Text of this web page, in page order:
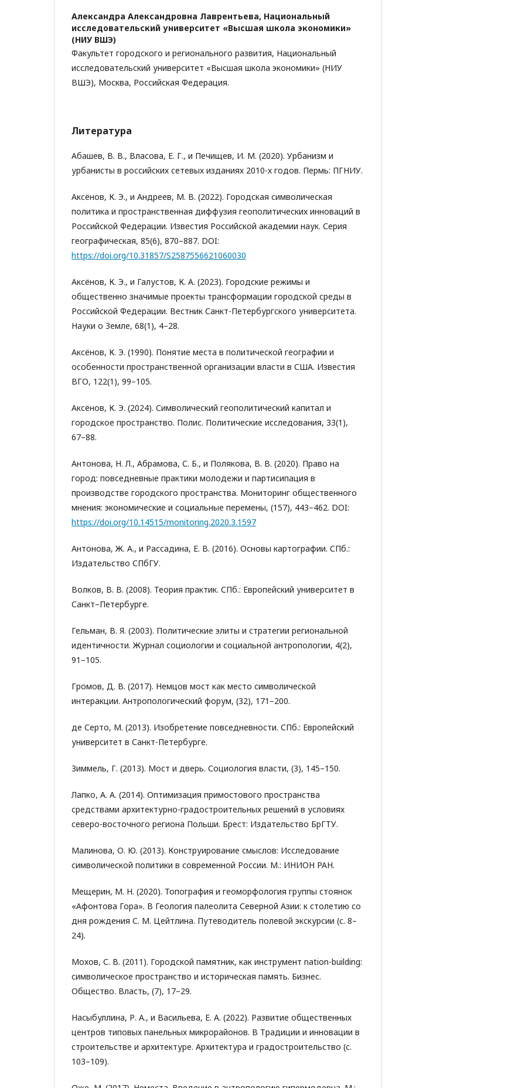
Александра Александровна Лаврентьева, Национальный
исследовательский университет «Высшая школа экономики»
(НИУ ВШЭ)
Факультет городского и регионального развития, Национальный
исследовательский университет «Высшая школа экономики» (НИУ
ВШЭ), Москва, Российская Федерация.
Литература
Абашев, В. В., Власова, Е. Г., и Печищев, И. М. (2020). Урбанизм и
урбанисты в российских сетевых изданиях 2010-х годов. Пермь: ПГНИУ.
Аксёнов, К. Э., и Андреев, М. В. (2022). Городская символическая
политика и пространственная диффузия геополитических инноваций в
Российской Федерации. Известия Российской академии наук. Серия
географическая, 85(6), 870–887. DOI:
https://doi.org/10.31857/S2587556621060030
Аксёнов, К. Э., и Галустов, К. А. (2023). Городские режимы и
общественно значимые проекты трансформации городской среды в
Российской Федерации. Вестник Санкт-Петербургского университета.
Науки о Земле, 68(1), 4–28.
Аксёнов, К. Э. (1990). Понятие места в политической географии и
особенности пространственной организации власти в США. Известия
ВГО, 122(1), 99–105.
Аксёнов, К. Э. (2024). Символический геополитический капитал и
городское пространство. Полис. Политические исследования, 33(1),
67–88.
Антонова, Н. Л., Абрамова, С. Б., и Полякова, В. В. (2020). Право на
город: повседневные практики молодежи и партисипация в
производстве городского пространства. Мониторинг общественного
мнения: экономические и социальные перемены, (157), 443–462. DOI:
https://doi.org/10.14515/monitoring.2020.3.1597
Антонова, Ж. А., и Рассадина, Е. В. (2016). Основы картографии. СПб.:
Издательство СПбГУ.
Волков, В. В. (2008). Теория практик. СПб.: Европейский университет в
Санкт–Петербурге.
Гельман, В. Я. (2003). Политические элиты и стратегии региональной
идентичности. Журнал социологии и социальной антропологии, 4(2),
91–105.
Громов, Д. В. (2017). Немцов мост как место символической
интеракции. Антропологический форум, (32), 171–200.
де Серто, М. (2013). Изобретение повседневности. СПб.: Европейский
университет в Санкт-Петербурге.
Зиммель, Г. (2013). Мост и дверь. Социология власти, (3), 145–150.
Лапко, А. А. (2014). Оптимизация примостового пространства
средствами архитектурно-градостроительных решений в условиях
северо-восточного региона Польши. Брест: Издательство БрГТУ.
Малинова, О. Ю. (2013). Конструирование смыслов: Исследование
символической политики в современной России. М.: ИНИОН РАН.
Мещерин, М. Н. (2020). Топография и геоморфология группы стоянок
«Афонтова Гора». В Геология палеолита Северной Азии: к столетию со
дня рождения С. М. Цейтлина. Путеводитель полевой экскурсии (с. 8–
24).
Мохов, С. В. (2011). Городской памятник, как инструмент nation-building:
символическое пространство и историческая память. Бизнес.
Общество. Власть, (7), 17–29.
Насыбуллина, Р. А., и Васильева, Е. А. (2022). Развитие общественных
центров типовых панельных микрорайонов. В Традиции и инновации в
строительстве и архитектуре. Архитектура и градостроительство (с.
103–109).